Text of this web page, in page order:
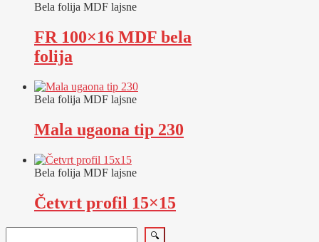
Bela folija MDF lajsne
FR 100×16 MDF bela
folija
Bela folija MDF lajsne
Mala ugaona tip 230
Bela folija MDF lajsne
Četvrt profil 15×15
🔍